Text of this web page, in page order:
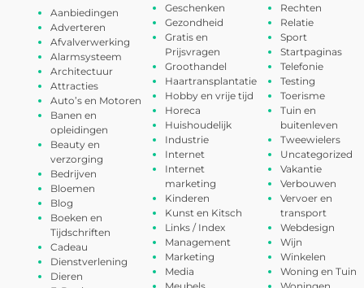
Aanbiedingen
Adverteren
Afvalverwerking
Alarmsysteem
Architectuur
Attracties
Auto’s en Motoren
Banen en
opleidingen
Beauty en
verzorging
Bedrijven
Bloemen
Blog
Boeken en
Tijdschriften
Cadeau
Dienstverlening
Dieren
Geschenken
Gezondheid
Gratis en
Prijsvragen
Groothandel
Haartransplantatie
Hobby en vrije tijd
Horeca
Huishoudelijk
Industrie
Internet
Internet
marketing
Kinderen
Kunst en Kitsch
Links / Index
Management
Marketing
Media
Rechten
Relatie
Sport
Startpaginas
Telefonie
Testing
Toerisme
Tuin en
buitenleven
Tweewielers
Uncategorized
Vakantie
Verbouwen
Vervoer en
transport
Webdesign
Wijn
Winkelen
Woning en Tuin